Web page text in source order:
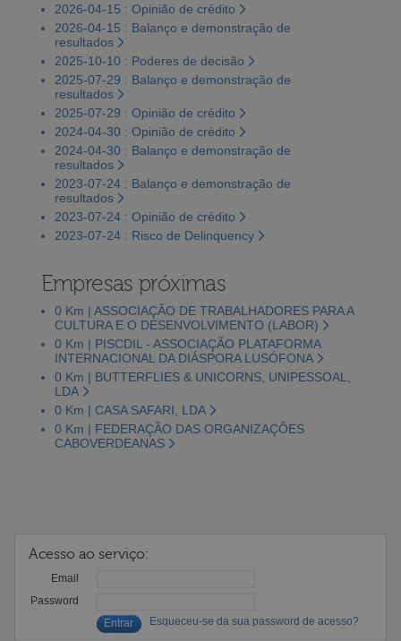
2026-04-15 : Opinião de crédito
2026-04-15 : Balanço e demonstração de
resultados
2025-10-10 : Poderes de decisão
2025-07-29 : Balanço e demonstração de
resultados
2025-07-29 : Opinião de crédito
2024-04-30 : Opinião de crédito
2024-04-30 : Balanço e demonstração de
resultados
2023-07-24 : Balanço e demonstração de
resultados
2023-07-24 : Opinião de crédito
2023-07-24 : Risco de Delinquency
Empresas próximas
0 Km | ASSOCIAÇÃO DE TRABALHADORES PARA A
CULTURA E O DESENVOLVIMENTO (LABOR)
0 Km | PISCDIL - ASSOCIAÇÃO PLATAFORMA
INTERNACIONAL DA DIÁSPORA LUSÓFONA
0 Km | BUTTERFLIES & UNICORNS, UNIPESSOAL,
LDA
0 Km | CASA SAFARI, LDA
0 Km | FEDERAÇÃO DAS ORGANIZAÇÕES
CABOVERDEANAS
Acesso ao serviço:
Email
Password
Esqueceu-se da sua password de acesso?